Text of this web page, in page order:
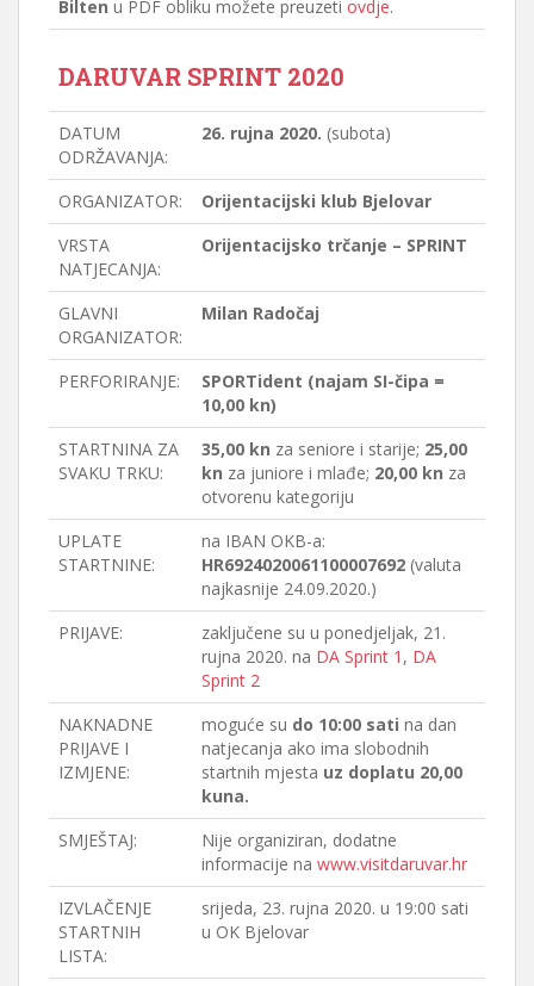
Bilten u PDF obliku možete preuzeti ovdje.
DARUVAR SPRINT 2020
DATUM
ODRŽAVANJA:
26. rujna 2020. (subota)
ORGANIZATOR:
Orijentacijski klub Bjelovar
VRSTA
NATJECANJA:
Orijentacijsko trčanje – SPRINT
GLAVNI
ORGANIZATOR:
Milan Radočaj
PERFORIRANJE:
SPORTident (najam SI-čipa =
10,00 kn)
STARTNINA ZA
SVAKU TRKU:
35,00 kn za seniore i starije; 25,00
kn za juniore i mlađe; 20,00 kn za
otvorenu kategoriju
UPLATE
STARTNINE:
na IBAN OKB-a:
HR6924020061100007692 (valuta
najkasnije 24.09.2020.)
PRIJAVE:
zaključene su u ponedjeljak, 21.
rujna 2020. na DA Sprint 1 , DA
Sprint 2
NAKNADNE
PRIJAVE I
IZMJENE:
moguće su do 10:00 sati na dan
natjecanja ako ima slobodnih
startnih mjesta uz doplatu 20,00
kuna.
SMJEŠTAJ:
Nije organiziran, dodatne
informacije na www.visitdaruvar.hr
IZVLAČENJE
STARTNIH
LISTA:
srijeda, 23. rujna 2020. u 19:00 sati
u OK Bjelovar